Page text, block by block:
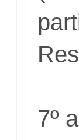
7º